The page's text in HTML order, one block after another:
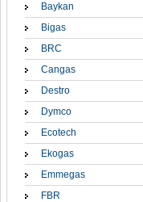
Baykan
Bigas
BRC
Cangas
Destro
Dymco
Ecotech
Ekogas
Emmegas
FBR